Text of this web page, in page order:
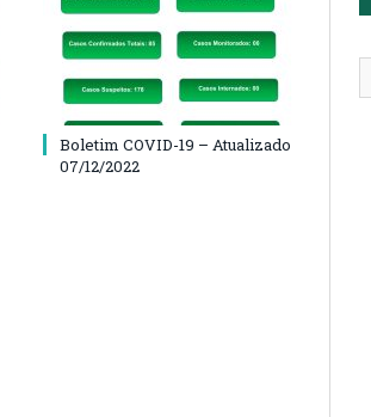
Boletim COVID-19 – Atualizado
07/12/2022